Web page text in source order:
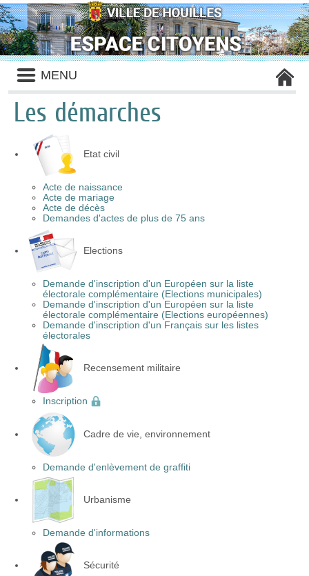
MENU
Les démarches
Etat civil
Acte de naissance
Acte de mariage
Acte de décès
Demandes d'actes de plus de 75 ans
Elections
Demande d'inscription d'un Européen sur la liste
électorale complémentaire (Elections municipales)
Demande d'inscription d'un Européen sur la liste
électorale complémentaire (Elections européennes)
Demande d'inscription d'un Français sur les listes
électorales
Recensement militaire
Inscription
Cadre de vie, environnement
Demande d'enlèvement de graffiti
Urbanisme
Demande d'informations
Sécurité